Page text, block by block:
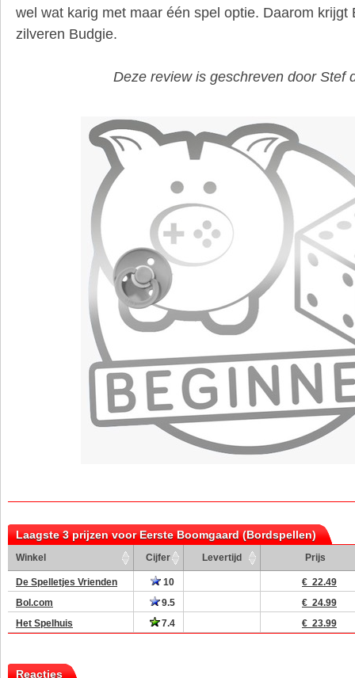
wel wat karig met maar één spel optie. Daarom krijgt
zilveren Budgie.
Deze review is geschreven door Stef
Laagste 3 prijzen voor Eerste Boomgaard (Bordspellen)
Winkel Cijfer Levertijd Prijs
De Spelletjes Vrienden 10
€ 22.49
Bol.com
9.5
€ 24.99
Het Spelhuis
7.4 € 23.99
Reacties